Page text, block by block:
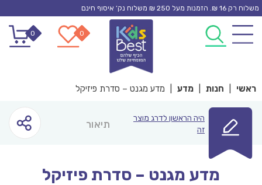
Skip
content
משלוח רק 16 ₪. הזמנות מעל 250 ₪ משלוח נק’ איסוף חינם
0
0
ראשי חנות מדע מדע מגנט – סדרת פיזיקל
היה הראשון לדרג מוצר
זה
תיאור
מדע מגנט – סדרת פיזיקל